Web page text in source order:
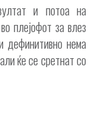
и потоа на
плејофот за влез
дефинитивно нема
ќе се сретнат со